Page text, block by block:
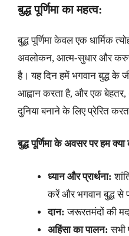
बुद्ध पूर्णिमा का महत्व:
बुद्ध पूर्णिमा केवल एक धार्मिक
अवलोकन, आत्म-सुधार और
है। यह दिन हमें भगवान बुद्ध के
आह्वान करता है, और एक बेहतर,
दुनिया बनाने के लिए प्रेरित
बुद्ध पूर्णिमा के अवसर पर हम
ध्यान और प्रार्थना:
करें और भगवान बुद्ध से
दान: जरूरतमंदों की
अहिंसा का पालन: सभी